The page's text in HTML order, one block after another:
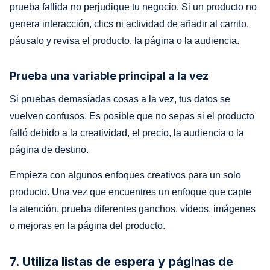
prueba fallida no perjudique tu negocio. Si un producto no
genera interacción, clics ni actividad de añadir al carrito,
páusalo y revisa el producto, la página o la audiencia.
Prueba una variable principal a la vez
Si pruebas demasiadas cosas a la vez, tus datos se
vuelven confusos. Es posible que no sepas si el producto
falló debido a la creatividad, el precio, la audiencia o la
página de destino.
Empieza con algunos enfoques creativos para un solo
producto. Una vez que encuentres un enfoque que capte
la atención, prueba diferentes ganchos, vídeos, imágenes
o mejoras en la página del producto.
7. Utiliza listas de espera y páginas de